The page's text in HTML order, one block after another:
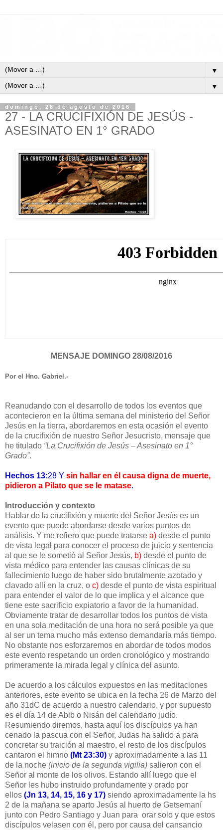
▼
▼
domingo, 28 de agosto de 2016
27 - LA CRUCIFIXIÓN DE JESÚS -
ASESINATO EN 1° GRADO
MENSAJE DOMINGO 28/08/2016
Por el Hno. Gabriel.-
Reanudando con el desarrollo de todos los eventos que
acontecieron en la última semana del ministerio del Señor
Jesús en la tierra, abordaremos en esta ocasión el evento
de la crucifixión de nuestro Señor Jesucristo, mensaje que
he titulado “La Crucifixión de Jesús – Asesinato en 1°
Grado”.
Hechos 13:28 Y sin hallar en él causa digna de muerte,
pidieron a Pilato que se le matase.
Introducción y contexto
Hablar de la crucifixión y muerte del Señor Jesús es un
evento que puede abordarse desde varios puntos de
análisis. Y me refiero que puede tratarse a) desde el punto
de vista legal para conocer el proceso de juicio y sentencia
al que se le sometió al Señor Jesús, b) desde el punto de
vista médico para entender las causas clínicas de su
fallecimiento luego de haber sido brutalmente azotado y
clavado allí en la cruz, o c) desde el punto de vista espiritual
para entender el valor de lo que implica y el alcance que
tiene este sacrificio expiatorio a favor de la humanidad.
Obviamente tratar de desarrollar todos los puntos de vista
en una sola meditación de una hora no será posible ya que
al ser un tema mucho más extenso demandaría más tiempo.
No obstante nos esforzaremos en abordar de todos modos
este evento respetando un orden cronológico y mostrando
primeramente la mirada legal y clínica del asunto.
De acuerdo a los cálculos expuestos en las meditaciones
anteriores, este evento se ubica en la fecha 26 de Marzo del
año 31dC de acuerdo a nuestro calendario, y por supuesto
es el día 14 de Abib o Nisán del calendario judío.
Resumiendo diremos, hasta aquí los discípulos ya han
cenado la pascua con el Señor, Judas ha salido a para
concretar su traición al maestro, el resto de los discípulos
cantaron el himno (Mt 23:30) y aproximadamente a las 11
de la noche (inicio de la segunda vigilia) salieron con el
Señor al monte de los olivos. Estando allí luego que el
Señor les hubo instruido profundamente y orado por
ellos (Jn 13, 14, 15, 16 y 17) siendo aproximadamente la hs
2 de la mañana se aparto Jesús al huerto de Getsemaní
junto con Pedro Santiago y Juan para orar solo y que estos
discípulos velasen con él, pero por causa del cansancio